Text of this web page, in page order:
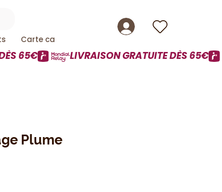
Carte cadeau
Plume